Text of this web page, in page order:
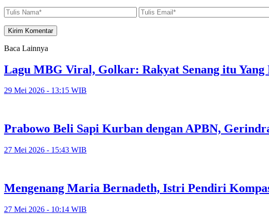
Baca Lainnya
Lagu MBG Viral, Golkar: Rakyat Senang itu Yang
29 Mei 2026 - 13:15 WIB
Prabowo Beli Sapi Kurban dengan APBN,
27 Mei 2026 - 15:43 WIB
Mengenang Maria Bernadeth, Istri Pendiri
27 Mei 2026 - 10:14 WIB